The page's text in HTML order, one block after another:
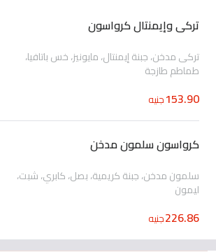
تركى وإيمنتال كرواسون
تركى مدخن، جبنة إيمنتال، مايونيز، خس باتافيا،
طماطم طازجة
153.90جنيه
كرواسون سلمون مدخن
سلمون مدخن، جبنة كريمية، بصل، كابري، شبت،
ليمون
226.86جنيه